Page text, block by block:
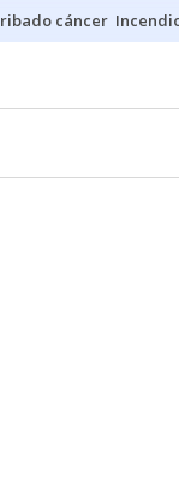
cáncer